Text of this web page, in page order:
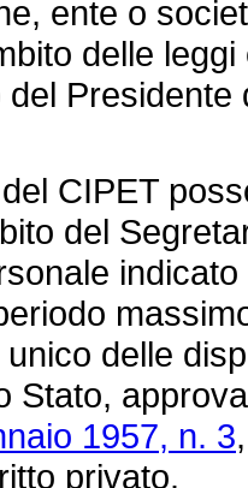
ente o
delle
CIPET
del
delle
Stato,
1957, n. 3
privato.